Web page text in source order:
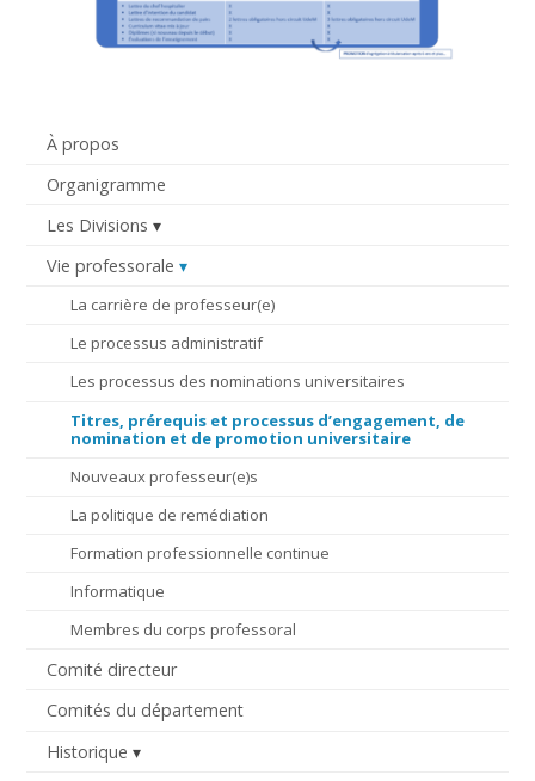
À propos
Organigramme
Les Divisions
Vie professorale
La carrière de professeur(e)
Le processus administratif
Les processus des nominations universitaires
Titres, prérequis et processus d’engagement, de
nomination et de promotion universitaire
Nouveaux professeur(e)s
La politique de remédiation
Formation professionnelle continue
Informatique
Membres du corps professoral
Comité directeur
Comités du département
Historique